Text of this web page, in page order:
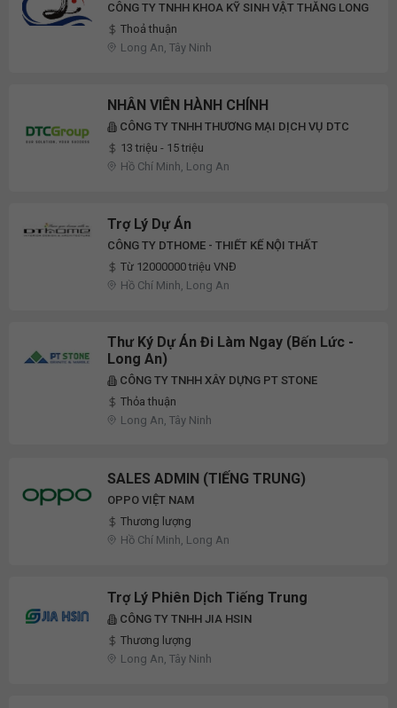
CÔNG TY TNHH KHOA KỸ SINH VẬT THĂNG LONG
Thoả thuận
Long An, Tây Ninh
NHÂN VIÊN HÀNH CHÍNH
CÔNG TY TNHH THƯƠNG MẠI DỊCH VỤ DTC
13 triệu - 15 triệu
Hồ Chí Minh, Long An
Trợ Lý Dự Án
CÔNG TY DTHOME - THIẾT KẾ NỘI THẤT
Từ 12000000 triệu VNĐ
Hồ Chí Minh, Long An
Thư Ký Dự Án Đi Làm Ngay (Bến Lức -
Long An)
CÔNG TY TNHH XÂY DỰNG PT STONE
Thỏa thuận
Long An, Tây Ninh
SALES ADMIN (TIẾNG TRUNG)
OPPO VIỆT NAM
Thương lượng
Hồ Chí Minh, Long An
Trợ Lý Phiên Dịch Tiếng Trung
CÔNG TY TNHH JIA HSIN
Thương lượng
Long An, Tây Ninh